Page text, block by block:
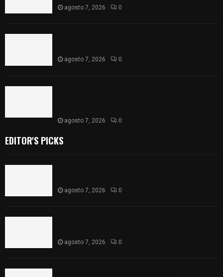
agosto 7, 2026 0
agosto 7, 2026 0
agosto 7, 2026 0
EDITOR'S PICKS
agosto 7, 2026 0
agosto 7, 2026 0